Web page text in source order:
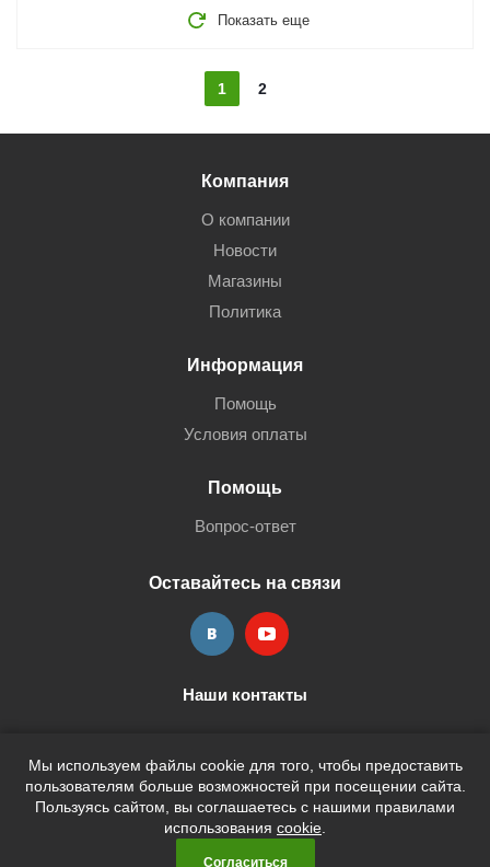
Показать еще
1 2
Мы используем файлы cookie для того, чтобы предоставить
пользователям больше возможностей при посещении сайта.
Пользуясь сайтом, вы соглашаетесь с нашими правилами
использования cookie
Согласиться
Компания
О компании
Новости
Магазины
Политика
Информация
Помощь
Условия оплаты
Помощь
Вопрос-ответ
Оставайтесь на связи
Наши контакты
2026 © Кан-Тэррия Kids